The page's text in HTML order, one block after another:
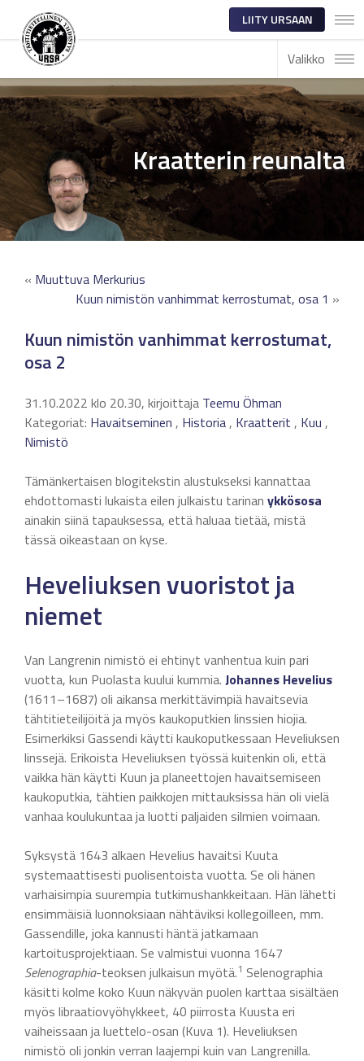
LIITY URSAAN
Valikko
Kraatterin reunalta
« Muuttuva Merkurius
Kuun nimistön vanhimmat kerrostumat, osa 1 »
Kuun nimistön vanhimmat kerrostumat,
osa 2
31.10.2022 klo 20.30, kirjoittaja Teemu Öhman
Kategoriat: Havaitseminen , Historia, Kraatterit , Kuu ,
Nimistö
Tämänkertaisen blogitekstin alustukseksi kannattaa
ehdottomasti lukaista eilen julkaistu tarinan ykkösosa
ainakin siinä tapauksessa, että haluaa tietää, mistä
tässä oikeastaan on kyse.
Heveliuksen vuoristot ja
niemet
Van Langrenin nimistö ei ehtinyt vanhentua kuin pari
vuotta, kun Puolasta kuului kummia. Johannes Hevelius
(1611–1687) oli aikansa merkittävimpiä havaitsevia
tähtitieteilijöitä ja myös kaukoputkien linssien hiojia.
Esimerkiksi Gassendi käytti kaukoputkessaan Heveliuksen
linssejä. Erikoista Heveliuksen työssä kuitenkin oli, että
vaikka hän käytti Kuun ja planeettojen havaitsemiseen
kaukoputkia, tähtien paikkojen mittauksissa hän oli vielä
vanhaa koulukuntaa ja luotti paljaiden silmien voimaan.
Syksystä 1643 alkaen Hevelius havaitsi Kuuta
systemaattisesti puolisentoista vuotta. Se oli hänen
varhaisimpia suurempia tutkimushankkeitaan. Hän lähetti
ensimmäisiä luonnoksiaan nähtäviksi kollegoilleen, mm.
Gassendille, joka kannusti häntä jatkamaan
kartoitusprojektiaan. Se valmistui vuonna 1647
Selenographia-teoksen julkaisun myötä.1 Selenographia
käsitti kolme koko Kuun näkyvän puolen karttaa sisältäen
myös libraatiovyöhykkeet, 40 piirrosta Kuusta eri
vaiheissaan ja luettelo-osan (Kuva 1). Heveliuksen
nimistö oli jonkin verran laajempi kuin van Langrenilla.